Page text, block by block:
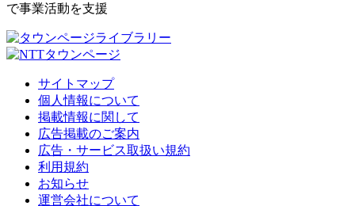
で事業活動を支援
サイトマップ
個人情報について
掲載情報に関して
広告掲載のご案内
広告・サービス取扱い規約
利用規約
お知らせ
運営会社について